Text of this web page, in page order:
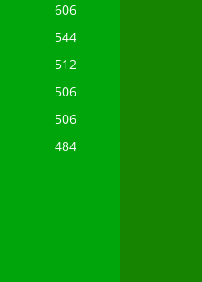
606
544
512
506
506
484